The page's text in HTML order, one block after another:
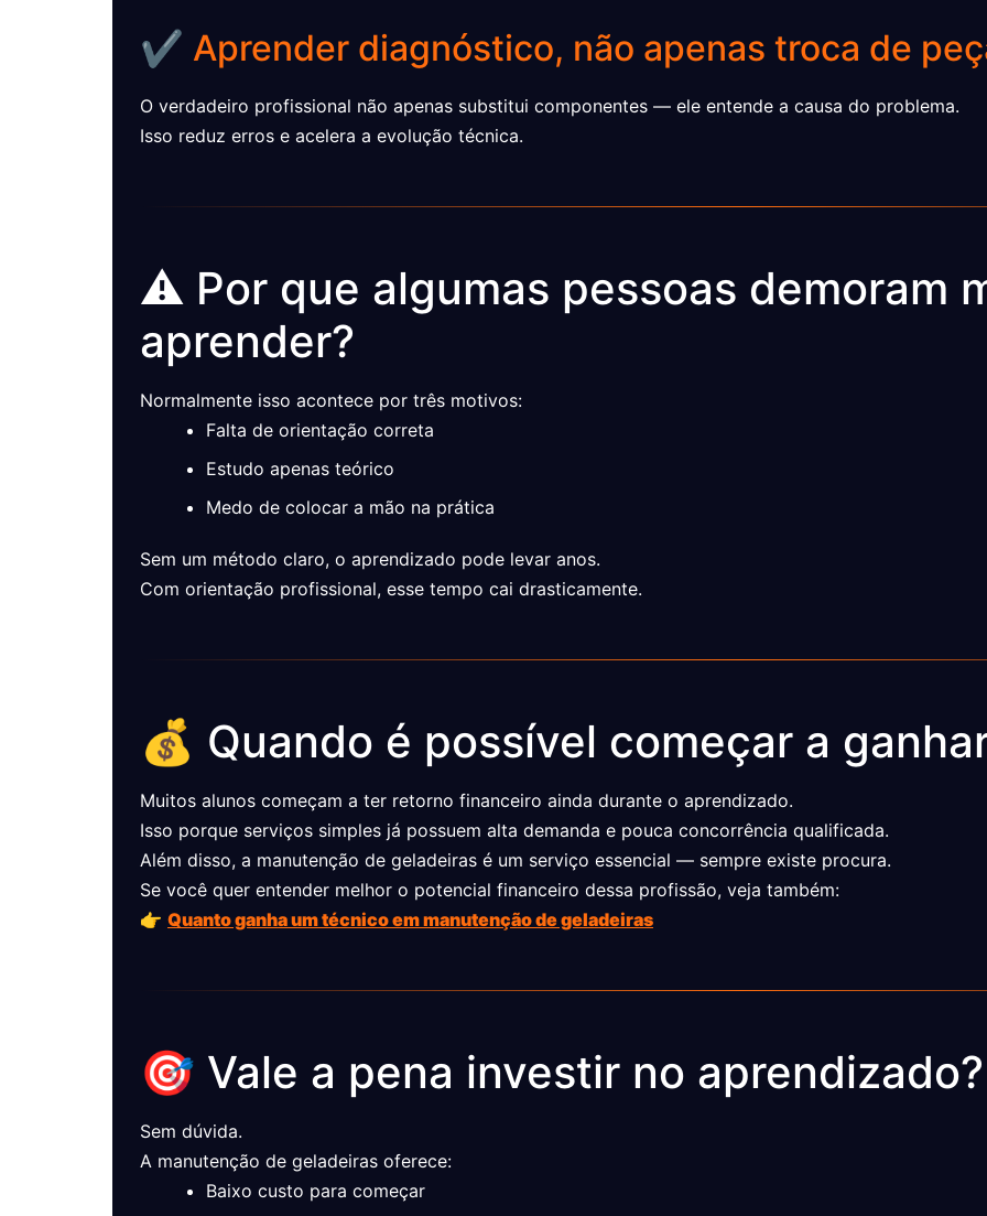
✔️ Aprender diagnóstico, não apenas troca de
O verdadeiro profissional não apenas substitui componentes — ele entende a causa do problema.
Isso reduz erros e acelera a evolução técnica.
⚠️ Por que algumas pessoas demoram
aprender?
Normalmente isso acontece por três motivos:
Falta de orientação correta
Estudo apenas teórico
Medo de colocar a mão na prática
Sem um método claro, o aprendizado pode levar anos.
Com orientação profissional, esse tempo cai drasticamente.
💰 Quando é possível começar a
Muitos alunos começam a ter retorno financeiro ainda durante o aprendizado.
Isso porque serviços simples já possuem alta demanda e pouca concorrência qualificada.
Além disso, a manutenção de geladeiras é um serviço essencial — sempre existe procura.
Se você quer entender melhor o potencial financeiro dessa profissão, veja também:
👉 Quanto ganha um técnico em manutenção de geladeiras
🎯 Vale a pena investir no aprendizado?
Sem dúvida.
A manutenção de geladeiras oferece:
Baixo custo para começar